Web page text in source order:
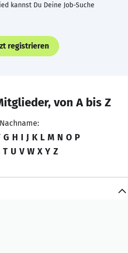
kannst Du Deine Job-Suche
registrieren
von A bis Z
Nachname:
G H I J K L M N O P
T U V W X Y Z